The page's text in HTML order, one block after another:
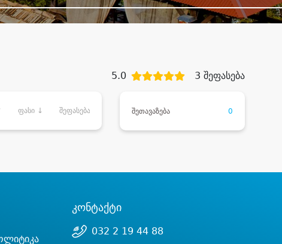
5.0 3 შეფასება
ფასი ↓ შეფასება შეთავაზება 0
კონტაქტი
032 2 19 44 88